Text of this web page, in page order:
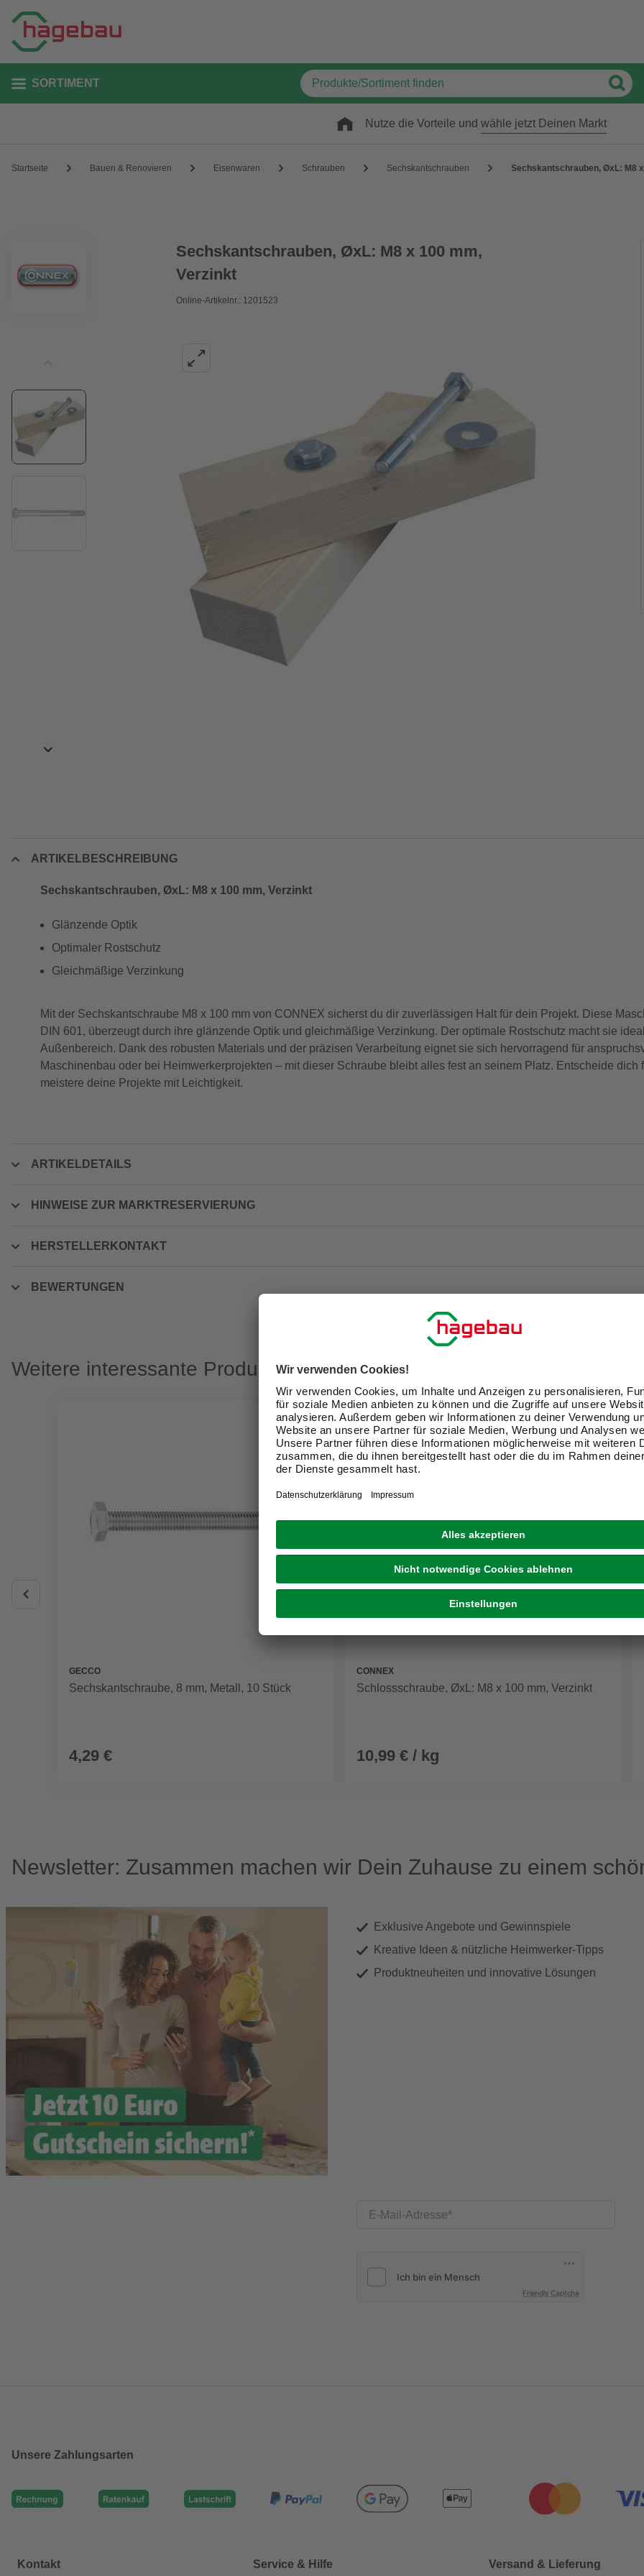
SORTIMENT
Nutze die Vorteile und wähle jetzt Deinen Markt
Startseite Bauen & Renovieren Eisenwaren Schrauben Sechskantschrauben Sechskantschrauben, ØxL: M8
Sechskantschrauben, ØxL: M8 x 100 mm,
Verzinkt
Online-Artikelnr.: 1201523
ARTIKELBESCHREIBUNG
Sechskantschrauben, ØxL: M8 x 100 mm, Verzinkt
Glänzende Optik
Optimaler Rostschutz
Gleichmäßige Verzinkung
Mit der Sechskantschraube M8 x 100 mm von CONNEX sicherst du dir zuverlässigen Halt für dein Projekt. Diese
DIN 601, überzeugt durch ihre glänzende Optik und gleichmäßige Verzinkung. Der optimale Rostschutz macht sie
Außenbereich. Dank des robusten Materials und der präzisen Verarbeitung eignet sie sich hervorragend für
Maschinenbau oder bei Heimwerkerprojekten – mit dieser Schraube bleibt alles fest an seinem Platz. Entscheide dich
meistere deine Projekte mit Leichtigkeit.
ARTIKELDETAILS
HINWEISE ZUR MARKTRESERVIERUNG
HERSTELLERKONTAKT
BEWERTUNGEN
Weitere interessante Produkte
GECCO
Sechskantschraube, 8 mm, Metall, 10 Stück
4,29 €
CONNEX
Schlossschraube, ØxL: M8 x 100 mm, Verzinkt
10,99 € / kg
Newsletter: Zusammen machen wir Dein Zuhause zu einem
Exklusive Angebote und Gewinnspiele
Kreative Ideen & nützliche Heimwerker-Tipps
Produktneuheiten und innovative Lösungen
E-Mail-Adresse
Friendly Captcha
Unsere Zahlungsarten
Kontakt Service & Hilfe Versand & Lieferung